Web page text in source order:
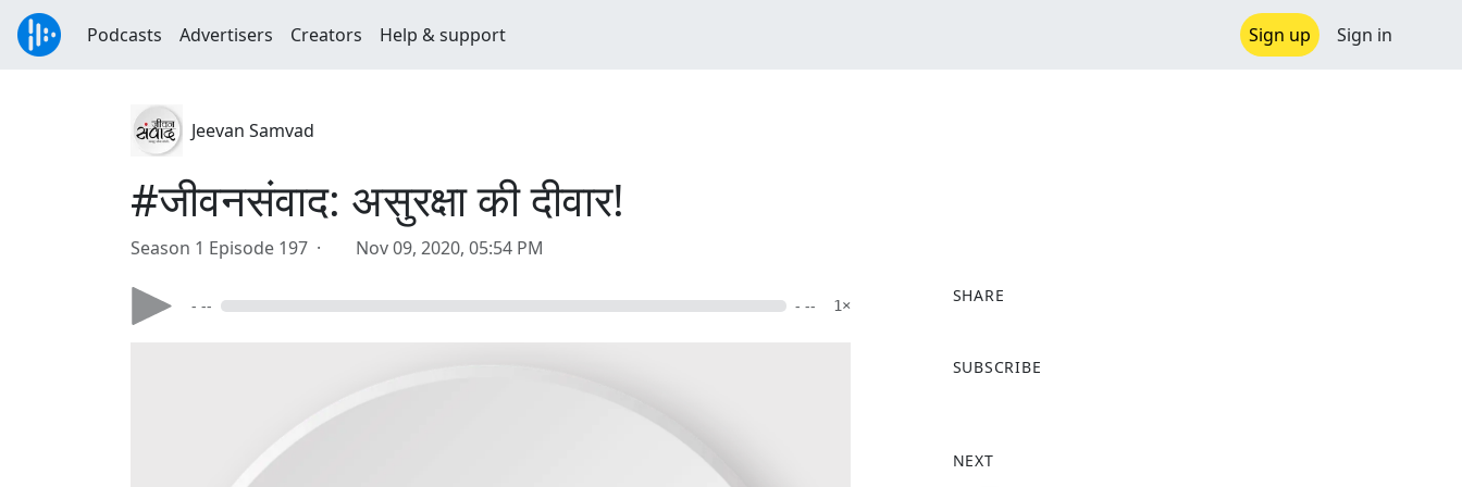
Podcasts Advertisers Creators Help & support Sign up Sign in
Jeevan Samvad
#जीवनसंवाद: असुरक्षा की दीवार!
Season 1 Episode 197 · Nov 09, 2020, 05:54 PM
- -- - -- 1×
SHARE
a
o
SUBSCRIBE
NEXT